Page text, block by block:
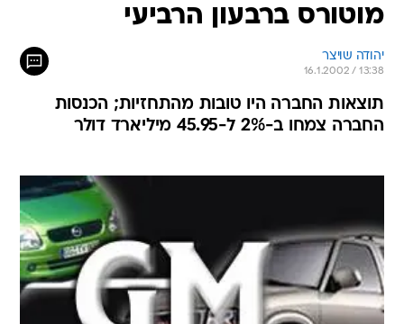
מוטורס ברבעון הרביעי
יהודה שויצר
16.1.2002 / 13:38
תוצאות החברה היו טובות מהתחזיות; הכנסות
החברה צמחו ב-2% ל-45.95 מיליארד דולר